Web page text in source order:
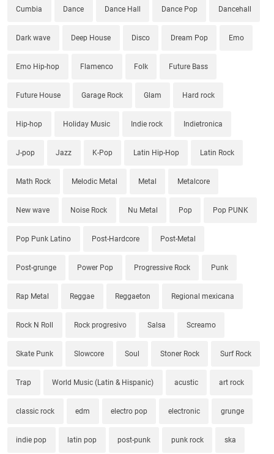
Cumbia Dance Dance Hall Dance Pop Dancehall
Dark wave Deep House Disco Dream Pop Emo
Emo Hip-hop Flamenco Folk Future Bass
Future House Garage Rock Glam Hard rock
Hip-hop Holiday Music Indie rock Indietronica
J-pop Jazz K-Pop Latin Hip-Hop Latin Rock
Math Rock Melodic Metal Metal Metalcore
New wave Noise Rock Nu Metal Pop Pop PUNK
Pop Punk Latino Post-Hardcore Post-Metal
Post-grunge Power Pop Progressive Rock Punk
Rap Metal Reggae Reggaeton Regional mexicana
Rock N Roll Rock progresivo Salsa Screamo
Skate Punk Slowcore Soul Stoner Rock Surf Rock
Trap World Music (Latin & Hispanic) acustic art rock
classic rock edm electro pop electronic grunge
indie pop latin pop post-punk punk rock ska